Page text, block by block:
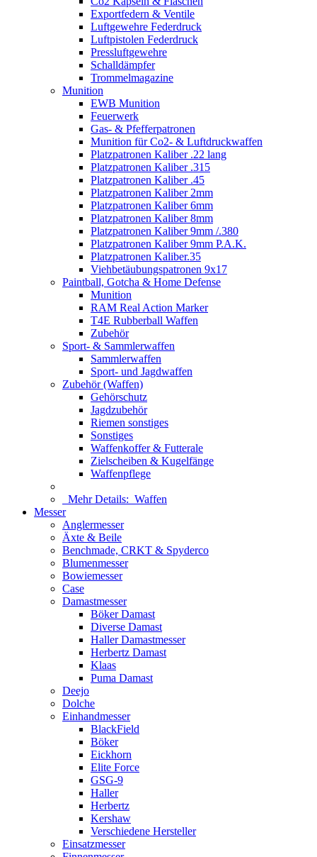
Exportfedern & Ventile
Luftgewehre Federdruck
Luftpistolen Federdruck
Pressluftgewehre
Schalldämpfer
Trommelmagazine
Munition
EWB Munition
Feuerwerk
Gas- & Pfefferpatronen
Munition für Co2- & Luftdruckwaffen
Platzpatronen Kaliber .22 lang
Platzpatronen Kaliber .315
Platzpatronen Kaliber .45
Platzpatronen Kaliber 2mm
Platzpatronen Kaliber 6mm
Platzpatronen Kaliber 8mm
Platzpatronen Kaliber 9mm /.380
Platzpatronen Kaliber 9mm P.A.K.
Platzpatronen Kaliber.35
Viehbetäubungspatronen 9x17
Paintball, Gotcha & Home Defense
Munition
RAM Real Action Marker
T4E Rubberball Waffen
Zubehör
Sport- & Sammlerwaffen
Sammlerwaffen
Sport- und Jagdwaffen
Zubehör (Waffen)
Gehörschutz
Jagdzubehör
Riemen sonstiges
Sonstiges
Waffenkoffer & Futterale
Zielscheiben & Kugelfänge
Waffenpflege
Mehr Details: Waffen
Messer
Anglermesser
Äxte & Beile
Benchmade, CRKT & Spyderco
Blumenmesser
Bowiemesser
Case
Damastmesser
Böker Damast
Diverse Damast
Haller Damastmesser
Herbertz Damast
Klaas
Puma Damast
Deejo
Dolche
Einhandmesser
BlackField
Böker
Eickhorn
Elite Force
GSG-9
Haller
Herbertz
Kershaw
Verschiedene Hersteller
Einsatzmesser